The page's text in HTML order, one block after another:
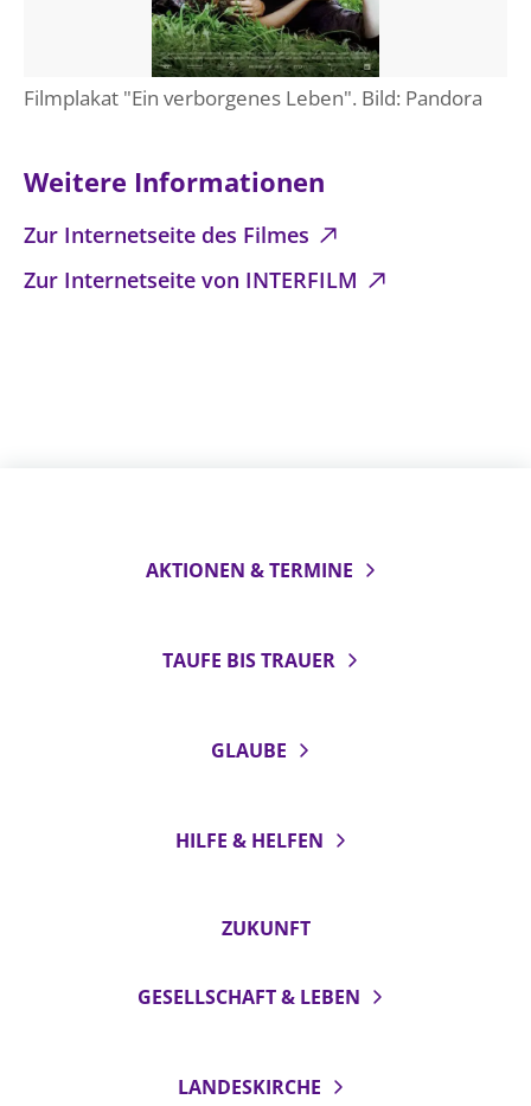
Filmplakat "Ein verborgenes Leben". Bild: Pandora
Weitere Informationen
Zur Internetseite des Filmes
Zur Internetseite von INTERFILM
AKTIONEN & TERMINE
TAUFE BIS TRAUER
GLAUBE
HILFE & HELFEN
ZUKUNFT
GESELLSCHAFT & LEBEN
LANDESKIRCHE